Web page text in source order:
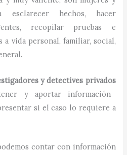
esclarecer hechos, hacer
recopilar pruebas e
vida personal, familiar, social,
y detectives privados
y aportar información
si el caso lo requiere a
contar con información